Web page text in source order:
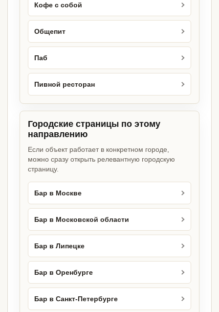
Кофе с собой
Общепит
Паб
Пивной ресторан
Городские страницы по этому
направлению
Если объект работает в конкретном городе,
можно сразу открыть релевантную городскую
страницу.
Бар в Москве
Бар в Московской области
Бар в Липецке
Бар в Оренбурге
Бар в Санкт-Петербурге